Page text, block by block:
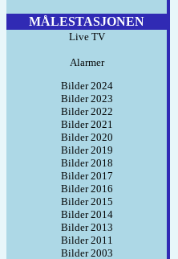
MÅLESTASJONEN
Live TV
Alarmer
Bilder 2024
Bilder 2023
Bilder 2022
Bilder 2021
Bilder 2020
Bilder 2019
Bilder 2018
Bilder 2017
Bilder 2016
Bilder 2015
Bilder 2014
Bilder 2013
Bilder 2011
Bilder 2003